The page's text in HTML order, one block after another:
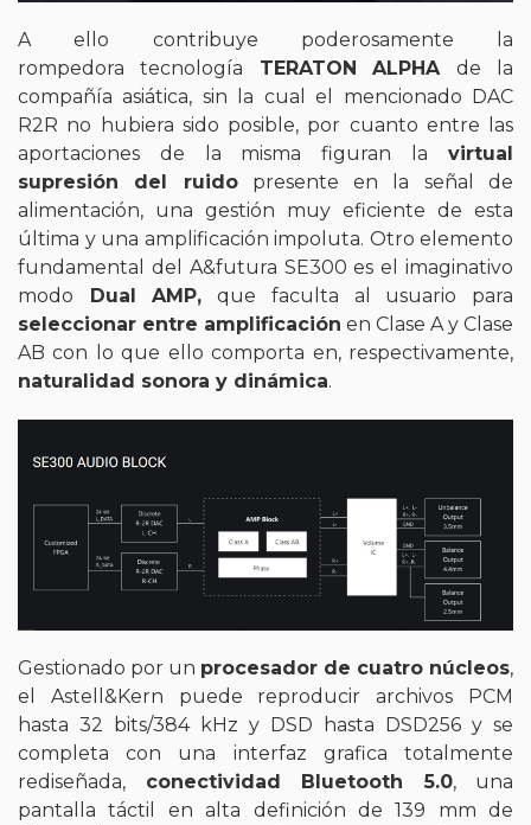
A ello contribuye poderosamente la
rompedora tecnología TERATON ALPHAde la
compañía asiática, sin la cual el mencionado DAC
R2R no hubiera sido posible, por cuanto entre las
aportaciones de la misma figuran la virtual
supresión del ruidopresente en la señal de
alimentación, una gestión muy eficiente de esta
última y una amplificación impoluta. Otro elemento
fundamental del A&futura SE300 es el imaginativo
modo Dual AMP, que faculta al usuario para
seleccionar entre amplificación en Clase A y Clase
AB con lo que ello comporta en, respectivamente,
naturalidad sonora y dinámica.
Gestionado por un procesador de cuatro núcleos,
el Astell&Kern puede reproducir archivos PCM
hasta 32 bits/384 kHz y DSD hasta DSD256 y se
completa con una interfaz grafica totalmente
rediseñada, conectividad Bluetooth 5.0, una
pantalla táctil en alta definición de 139 mm de